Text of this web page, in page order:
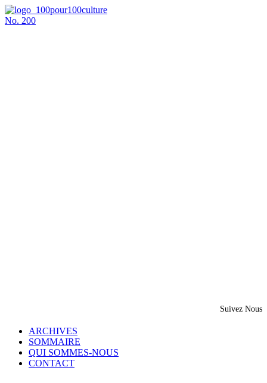
No. 200
Suivez Nous
ARCHIVES
SOMMAIRE
QUI SOMMES-NOUS
CONTACT